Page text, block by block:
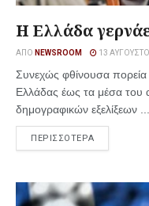
Η Ελλάδα
ΑΠΌ NEWSROOM 13
Συνεχώς φθίνουσα
Ελλάδας έως τα μέσα του
δημογραφικών εξελίξεων ...
ΠΕΡΙΣΣΟΤΕΡΑ